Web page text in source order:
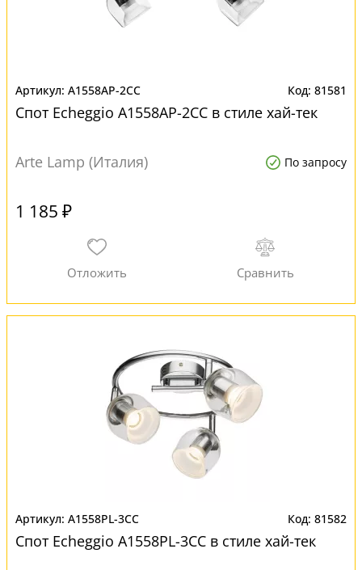
A1558AP-2CC 81581
Спот Echeggio A1558AP-2CC в стиле хай-тек
Arte Lamp (Италия) По запросу
1 185 ₽
A1558PL-3CC 81582
Спот Echeggio A1558PL-3CC в стиле хай-тек